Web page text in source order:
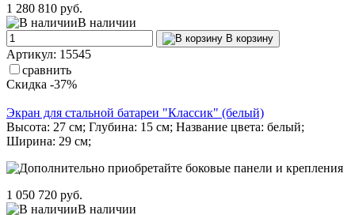
1 280 810 руб.
В наличии
В корзину
Артикул: 15545
сравнить
Скидка -37%
Экран для стальной батареи "Классик" (белый)
Высота: 27 см; Глубина: 15 см; Название цвета: белый;
Ширина: 29 см;
1 050 720 руб.
В наличии